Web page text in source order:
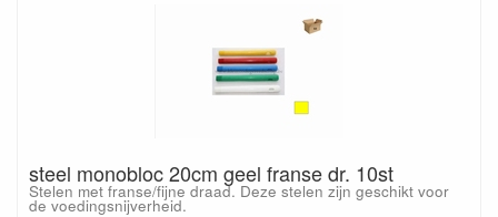
steel monobloc 20cm geel franse dr. 10st
Stelen met franse/fijne draad. Deze stelen zijn geschikt voor
de voedingsnijverheid.